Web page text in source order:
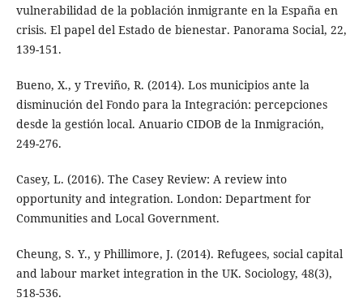
vulnerabilidad de la población inmigrante en la España en
crisis. El papel del Estado de bienestar. Panorama Social, 22,
139-151.
Bueno, X., y Treviño, R. (2014). Los municipios ante la
disminución del Fondo para la Integración: percepciones
desde la gestión local. Anuario CIDOB de la Inmigración,
249-276.
Casey, L. (2016). The Casey Review: A review into
opportunity and integration. London: Department for
Communities and Local Government.
Cheung, S. Y., y Phillimore, J. (2014). Refugees, social capital
and labour market integration in the UK. Sociology, 48(3),
518-536.